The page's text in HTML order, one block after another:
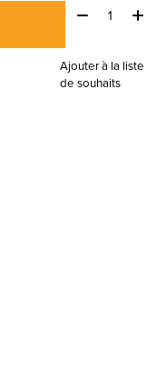
Quantité:
Ajouter à la liste
de souhaits